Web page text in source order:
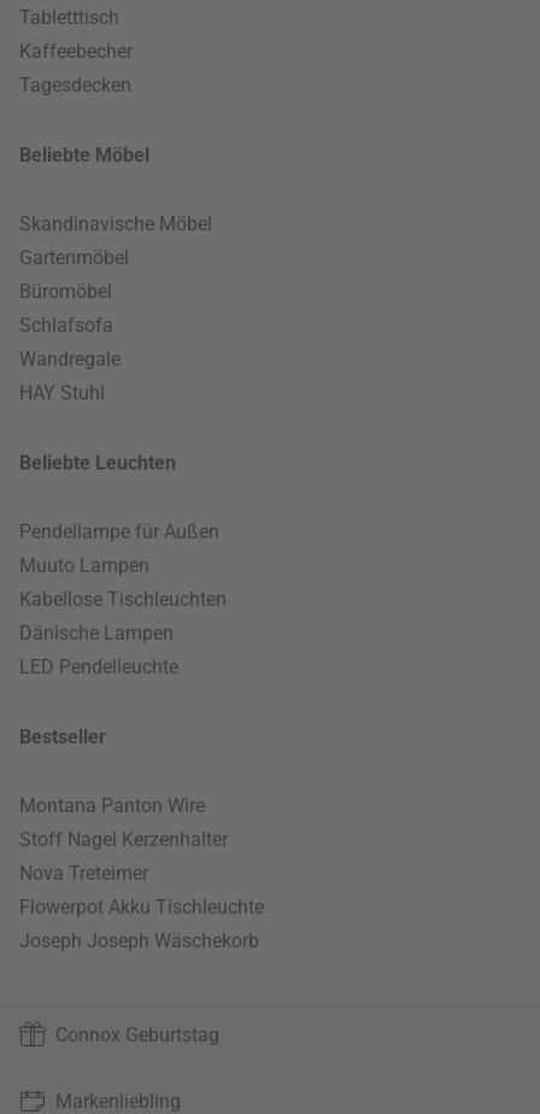
Tabletttisch
Kaffeebecher
Tagesdecken
Beliebte Möbel
Skandinavische Möbel
Gartenmöbel
Büromöbel
Schlafsofa
Wandregale
HAY Stuhl
Beliebte Leuchten
Pendellampe für Außen
Muuto Lampen
Kabellose Tischleuchten
Dänische Lampen
LED Pendelleuchte
Bestseller
Montana Panton Wire
Stoff Nagel Kerzenhalter
Nova Treteimer
Flowerpot Akku Tischleuchte
Joseph Joseph Wäschekorb
Connox Geburtstag
Markenliebling